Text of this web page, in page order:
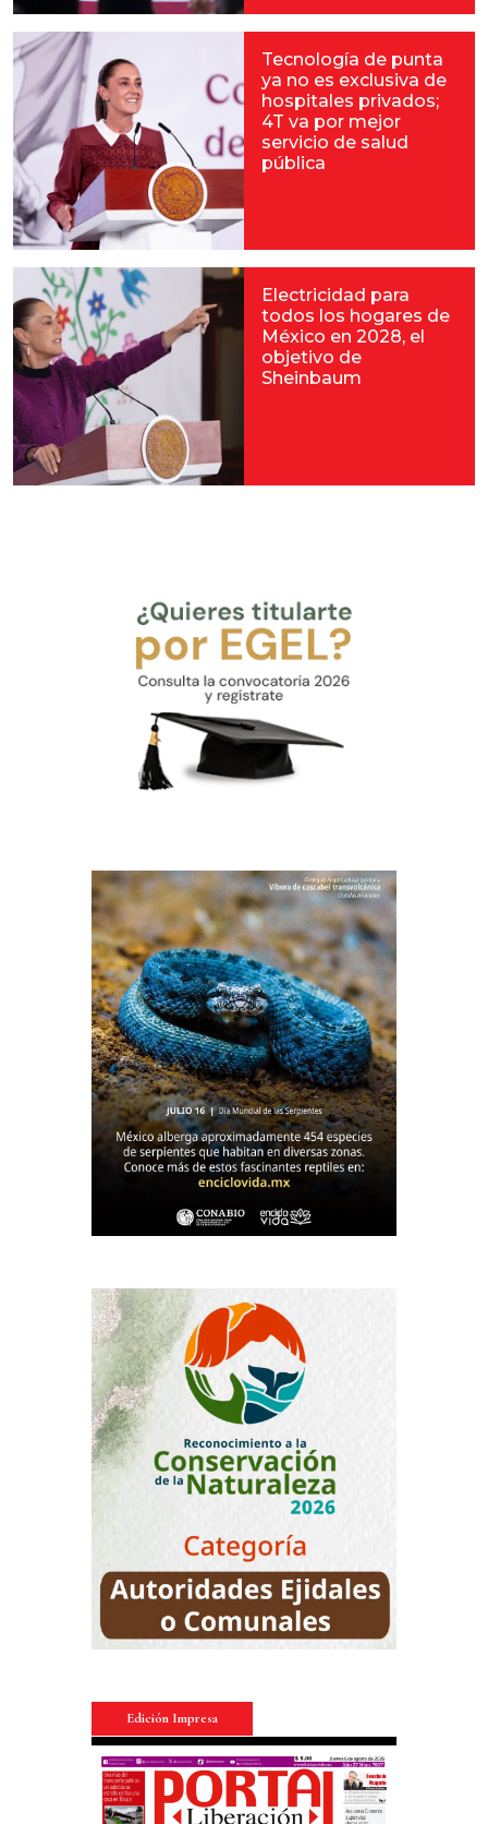
Tecnología de punta
ya no es exclusiva de
hospitales privados;
4T va por mejor
servicio de salud
pública
Electricidad para
todos los hogares de
México en 2028, el
objetivo de
Sheinbaum
Edición Impresa